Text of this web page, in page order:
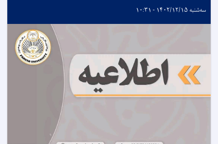
سه‌شنبه ۱۴۰۲/۱۲/۱۵ - ۱۰:۳۱